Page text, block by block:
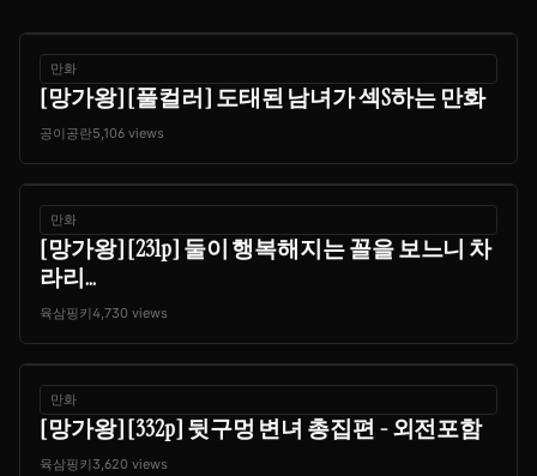
만화
[망가왕] [풀컬러] 도태된 남녀가 섹S하는 만화
공이공란5,106 views
만화
[망가왕] [231p] 둘이 행복해지는 꼴을 보느니 차
라리...
육삼핑키4,730 views
만화
[망가왕] [332p] 뒷구멍 변녀 총집편 - 외전포함
육삼핑키 3,620 views